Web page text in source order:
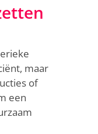
maar
of
een